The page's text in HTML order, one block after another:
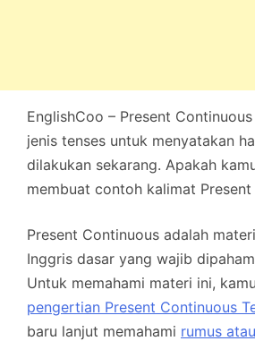
EnglishCoo – Present
jenis tenses untuk menyatakan
dilakukan sekarang. Apakah
membuat contoh kalimat
Present Continuous adalah
Inggris dasar yang wajib
Untuk memahami materi ini,
pengertian Present Continuous
baru lanjut memahami rumus